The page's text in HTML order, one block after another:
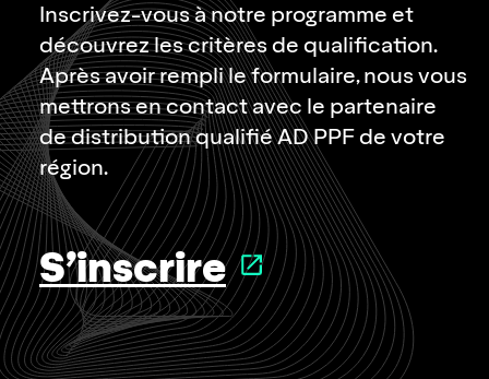
Inscrivez-vous à notre programme et
découvrez les critères de qualification.
Après avoir rempli le formulaire, nous vous
mettrons en contact avec le partenaire
de distribution qualifié AD PPF de votre
région.
S’inscrire